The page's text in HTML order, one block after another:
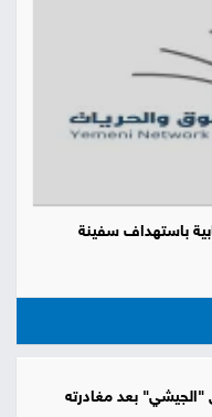
باستهداف سفينة
"الجيشي" بعد مغادرته